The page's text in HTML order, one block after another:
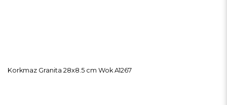
Korkmaz Granita 28x8.5 cm Wok A1267